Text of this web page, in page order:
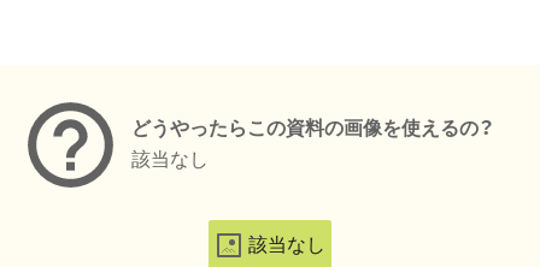
どうやったらこの資料の画像を使えるの？
該当なし
該当なし